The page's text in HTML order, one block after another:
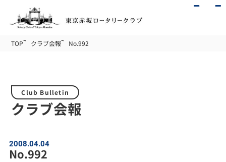
TOP クラブ会報 No.992
Club Bulletin
クラブ会報
2008.04.04
No.992